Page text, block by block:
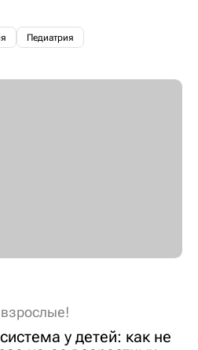
Педиатрия
у детей: как не